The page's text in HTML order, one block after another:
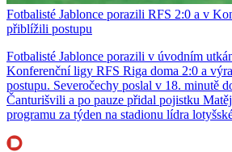
Fotbalisté Jablonce porazili RFS 2:0 a v
přiblížili postupu
Fotbalisté Jablonce porazili v úvodním
Konferenční ligy RFS Riga doma 2:0 a
postupu. Severočechy poslal v 18. minutě
Čanturišvili a po pauze přidal pojistku
programu za týden na stadionu lídra